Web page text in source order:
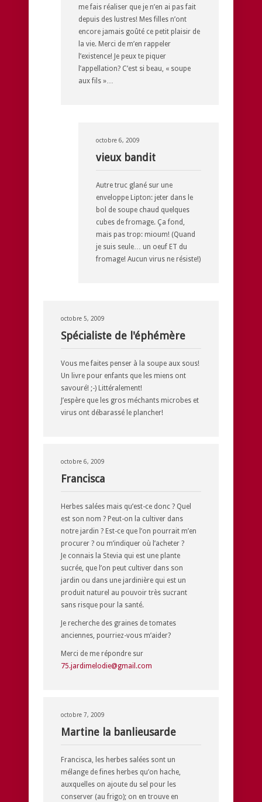
me fais réaliser que je n’en ai pas fait
depuis des lustres! Mes filles n’ont
encore jamais goûté ce petit plaisir de
la vie. Merci de m’en rappeler
l’existence! Je peux te piquer
l’appellation? C’est si beau, « soupe
aux fils »…
octobre 6, 2009
vieux bandit
Autre truc glané sur une
enveloppe Lipton: jeter dans le
bol de soupe chaud quelques
cubes de fromage. Ça fond,
mais pas trop: mioum! (Quand
je suis seule… un oeuf ET du
fromage! Aucun virus ne résiste!)
octobre 5, 2009
Spécialiste de l'éphémère
Vous me faites penser à la soupe aux sous!
Un livre pour enfants que les miens ont
savouré! ;-) Littéralement!
J’espère que les gros méchants microbes et
virus ont débarassé le plancher!
octobre 6, 2009
Francisca
Herbes salées mais qu’est-ce donc ? Quel
est son nom ? Peut-on la cultiver dans
notre jardin ? Est-ce que l’on pourrait m’en
procurer ? ou m’indiquer où l’acheter ?
Je connais la Stevia qui est une plante
sucrée, que l’on peut cultiver dans son
jardin ou dans une jardinière qui est un
produit naturel au pouvoir très sucrant
sans risque pour la santé.
Je recherche des graines de tomates
anciennes, pourriez-vous m’aider?
Merci de me répondre sur
75.jardimelodie@gmail.com
octobre 7, 2009
Martine la banlieusarde
Francisca, les herbes salées sont un
mélange de fines herbes qu’on hache,
auxquelles on ajoute du sel pour les
conserver (au frigo); on en trouve en